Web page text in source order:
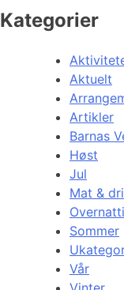
Kategorier
Aktuelt
Artikler
Barnas
Høst
Jul
Mat &
Sommer
Vår